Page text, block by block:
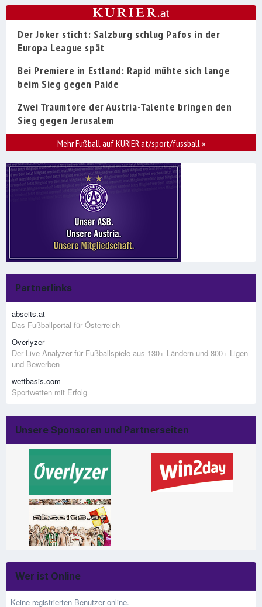
Der Joker sticht: Salzburg schlug Pafos in der
Europa League spät
Bei Premiere in Estland: Rapid mühte sich lange
beim Sieg gegen Paide
Zwei Traumtore der Austria-Talente bringen den
Sieg gegen Jerusalem
Mehr Fußball auf KURIER.at/sport/fussball»
Partnerlinks
abseits.at
Das Fußballportal für Österreich
Overlyzer
Der Live-Analyzer für Fußballspiele aus 130+ Ländern und 800+ Ligen
und Bewerben
wettbasis.com
Sportwetten mit Erfolg
Unsere Sponsoren und Partnerseiten
Wer ist Online
Keine registrierten Benutzer online.